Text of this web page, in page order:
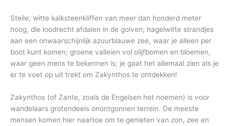
Steile, witte kalksteenkliffen van meer dan honderd meter
hoog, die loodrecht afdalen in de golven; hagelwitte strandjes
aan een onwaarschijnlijk azuurblauwe zee, waar je alleen per
boot kunt komen; groene valleien vol olijfbomen en bloemen,
waar geen mens te bekennen is; je gaat het allemaal zien als je
er te voet op uit trekt om Zakynthos te ontdekken!
Zakynthos (of Zante, zoals de Engelsen het noemen) is voor
wandelaars grotendeels onontgonnen terrein. De meeste
mensen komen hier naartoe om te genieten van zon, zee en